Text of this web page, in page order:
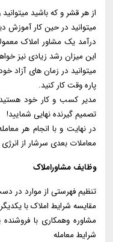
از هر قشر و که باشید
میتوانید در حین کار
درآمد یک مشاور املاک
این میزان رشد زیادی نیز
میتوانید در زمان های آزاد
پاره وقت کار کنید.
مدیر کسب و کار خود
تصمیم گیرنده نهایی شمایید!
در نهایت و با انجام هر
معاملات بعدی سرشار از
وظایف مشاوراملاک
تنظیم فهرستی از موارد در
مقایسه شرایط املاک با
مشاوره وهمکاری با
شرایط معامله